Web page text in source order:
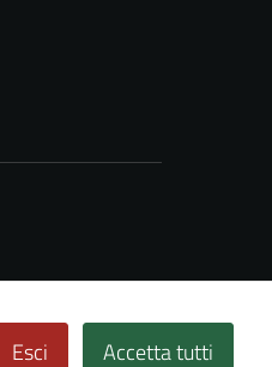
Esci Accetta tutti